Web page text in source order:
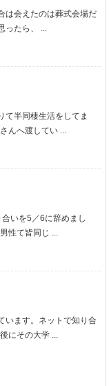
は会えたのは葬式会場だ
ったら、 ...
て半同棲生活をしてま
んへ渡してい ...
いを5／6に辞めまし
性て皆同じ ...
います。ネットで知り合
にその大学 ...